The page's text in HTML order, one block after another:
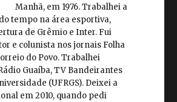
Manhã, em 1976. Trabalhei a
tempo na área esportiva,
de Grêmio e Inter. Fui
e colunista nos jornais Folha
do Povo. Trabalhei
Guaíba, TV Bandeirantes
(UFRGS). Deixei a
em 2010, quando pedi